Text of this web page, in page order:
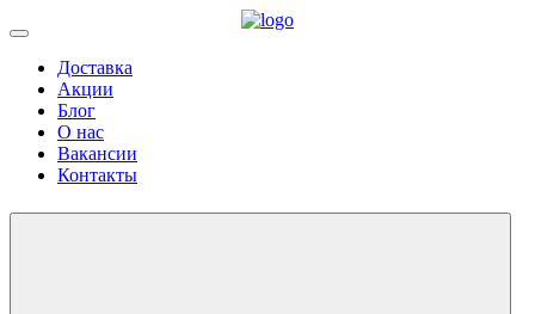
Доставка
Акции
Блог
О нас
Вакансии
Контакты